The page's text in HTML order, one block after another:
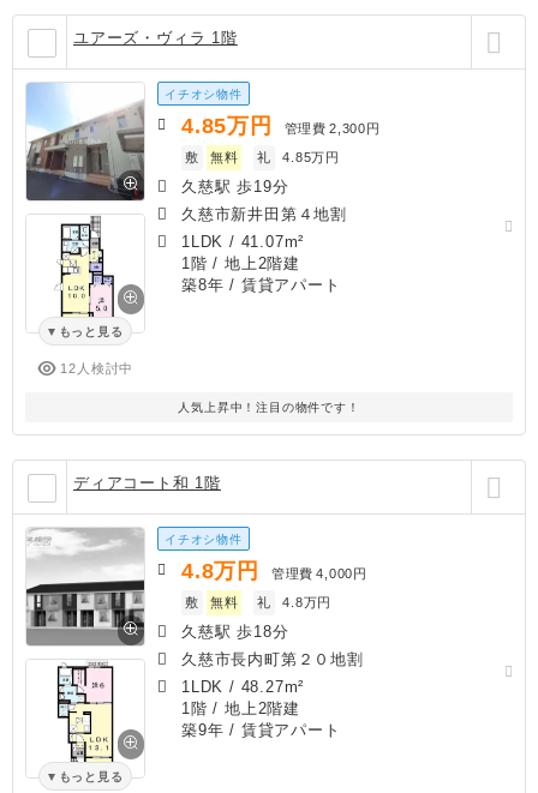
ユアーズ・ヴィラ 1階
もっと見る
12人検討中
イチオシ物件
4.85万円 管理費 2,300円
敷
無料 礼 4.85万円
久慈駅 歩19分
久慈市新井田第４地割
1LDK / 41.07m²
1階 / 地上2階建
築8年 / 賃貸アパート
人気上昇中！注目の物件です！
ディアコート和 1階
もっと見る
イチオシ物件
4.8万円 管理費 4,000円
敷
無料 礼 4.8万円
久慈駅 歩18分
久慈市長内町第２０地割
1LDK / 48.27m²
1階 / 地上2階建
築9年 / 賃貸アパート